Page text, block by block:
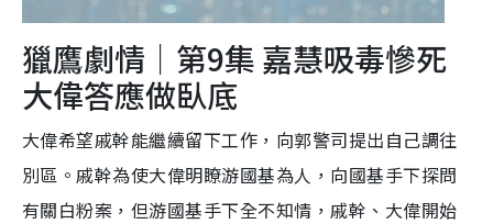
獵鷹劇情｜第9集 嘉慧吸毒慘死
大偉答應做臥底
大偉希望戚幹能繼續留下工作，向郭警司提出自己調往
別區。戚幹為使大偉明瞭游國基為人，向國基手下探問
有關白粉案，但游國基手下全不知情，戚幹、大偉開始